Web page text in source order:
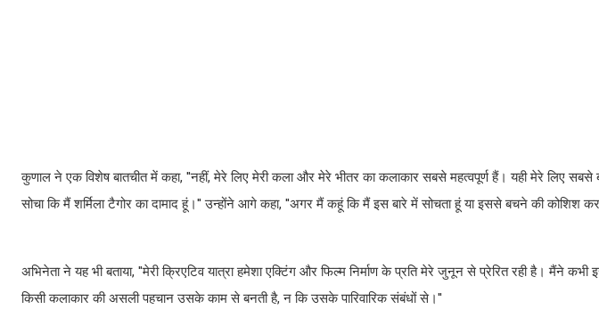
कुणाल ने एक विशेष बातचीत में कहा, ''नहीं, मेरे लिए मेरी कला और मेरे भीतर का कलाकार सबसे महत्वपूर्ण हैं। यही मेरे लिए
सोचा कि मैं शर्मिला टैगोर का दामाद हूं।'' उन्होंने आगे कहा, ''अगर मैं कहूं कि मैं इस बारे में सोचता हूं या इससे बचने की कोशिश
अभिनेता ने यह भी बताया, ''मेरी क्रिएटिव यात्रा हमेशा एक्टिंग और फिल्म निर्माण के प्रति मेरे जुनून से प्रेरित रही है। मैंने कभी
किसी कलाकार की असली पहचान उसके काम से बनती है, न कि उसके पारिवारिक संबंधों से।''